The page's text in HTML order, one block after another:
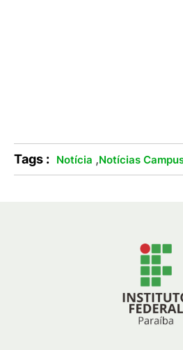
Tags : Notícia ,Notícias